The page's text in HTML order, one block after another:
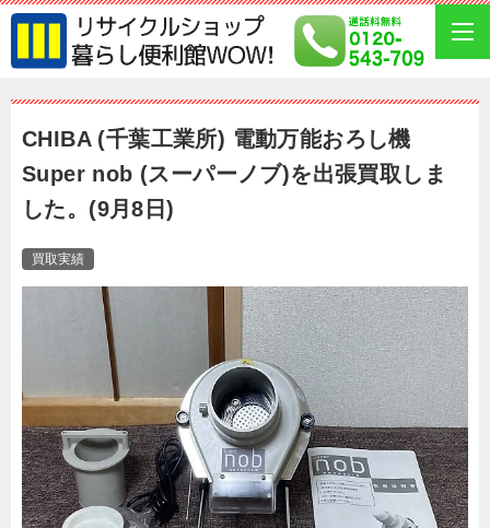
CHIBA (千葉工業所) 電動万能おろし機
Super nob (スーパーノブ)を出張買取しま
した。(9月8日)
買取実績